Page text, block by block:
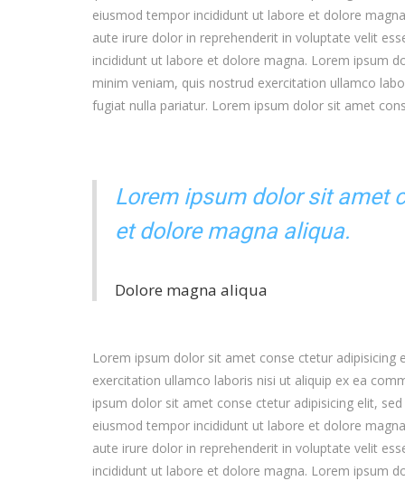
eiusmod tempor incididunt ut labore et dolore
aute irure dolor in reprehenderit in voluptate velit
incididunt ut labore et dolore magna. Lorem ipsum
minim veniam, quis nostrud exercitation ullamco
fugiat nulla pariatur. Lorem ipsum dolor sit amet
Lorem ipsum dolor sit amet
et dolore magna aliqua.
Dolore magna aliqua
Lorem ipsum dolor sit amet conse ctetur
exercitation ullamco laboris nisi ut aliquip ex ea
ipsum dolor sit amet conse ctetur adipisicing elit,
eiusmod tempor incididunt ut labore et dolore
aute irure dolor in reprehenderit in voluptate velit
incididunt ut labore et dolore magna. Lorem ipsum